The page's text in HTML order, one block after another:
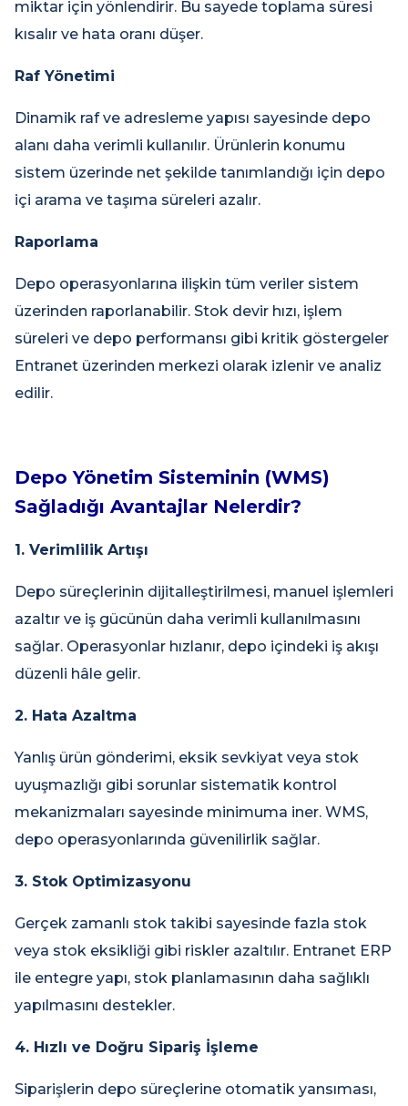
miktar için yönlendirir. Bu sayede toplama süresi
kısalır ve hata oranı düşer.
Raf Yönetimi
Dinamik raf ve adresleme yapısı sayesinde depo
alanı daha verimli kullanılır. Ürünlerin konumu
sistem üzerinde net şekilde tanımlandığı için depo
içi arama ve taşıma süreleri azalır.
Raporlama
Depo operasyonlarına ilişkin tüm veriler sistem
üzerinden raporlanabilir. Stok devir hızı, işlem
süreleri ve depo performansı gibi kritik göstergeler
Entranet üzerinden merkezi olarak izlenir ve analiz
edilir.
Depo Yönetim Sisteminin (WMS)
Sağladığı Avantajlar Nelerdir?
1. Verimlilik Artışı
Depo süreçlerinin dijitalleştirilmesi, manuel işlemleri
azaltır ve iş gücünün daha verimli kullanılmasını
sağlar. Operasyonlar hızlanır, depo içindeki iş akışı
düzenli hâle gelir.
2. Hata Azaltma
Yanlış ürün gönderimi, eksik sevkiyat veya stok
uyuşmazlığı gibi sorunlar sistematik kontrol
mekanizmaları sayesinde minimuma iner. WMS,
depo operasyonlarında güvenilirlik sağlar.
3. Stok Optimizasyonu
Gerçek zamanlı stok takibi sayesinde fazla stok
veya stok eksikliği gibi riskler azaltılır. Entranet ERP
ile entegre yapı, stok planlamasının daha sağlıklı
yapılmasını destekler.
4. Hızlı ve Doğru Sipariş İşleme
Siparişlerin depo süreçlerine otomatik yansıması,